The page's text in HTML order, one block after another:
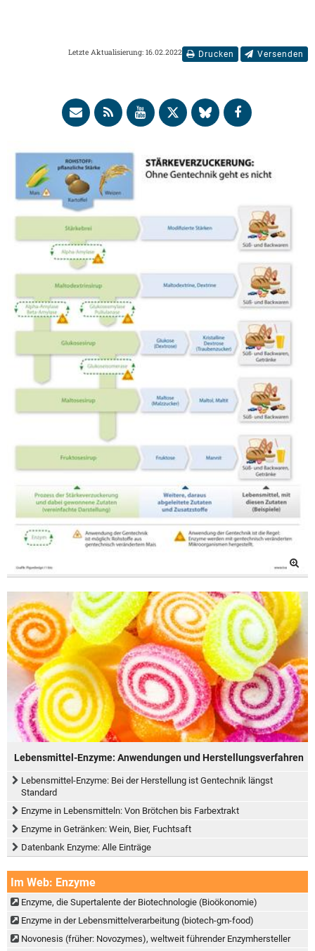
Drucken Versenden
Letzte Aktualisierung: 16.02.2022
Lebensmittel-Enzyme: Anwendungen und Herstellungsverfahren
Lebensmittel-Enzyme: Bei der Herstellung ist Gentechnik längst
Standard
Enzyme in Lebensmitteln: Von Brötchen bis Farbextrakt
Enzyme in Getränken: Wein, Bier, Fuchtsaft
Datenbank Enzyme: Alle Einträge
Im Web: Enzyme
Enzyme, die Supertalente der Biotechnologie (Bioökonomie)
Enzyme in der Lebensmittelverarbeitung (biotech-gm-food)
Novonesis (früher: Novozymes), weltweit führender Enzymhersteller